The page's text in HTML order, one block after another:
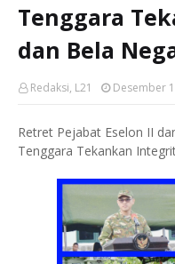
Tenggara
dan Bela
Redaksi, L21 Desember
Retret Pejabat Eselon II
Tenggara Tekankan